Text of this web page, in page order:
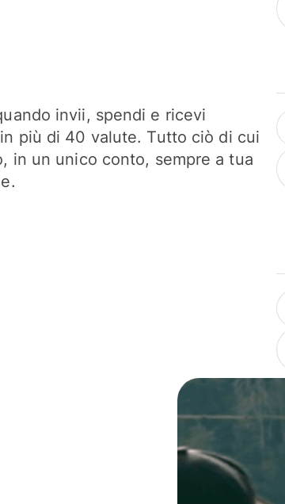
invii, spendi e ricevi
più di 40 valute. Tutto ciò di cui
in un unico conto, sempre a tua